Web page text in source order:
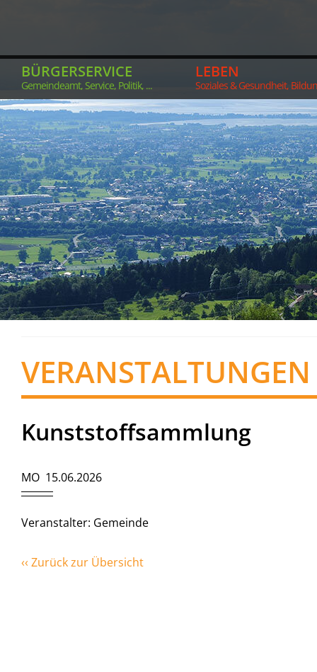
BÜRGERSERVICE
Gemeindeamt, Service, Politik, ...
LEBEN
Soziales & Gesundheit,
VERANSTALTUNGEN
Kunststoffsammlung
MO 15.06.2026
Veranstalter: Gemeinde
‹‹ Zurück zur Übersicht